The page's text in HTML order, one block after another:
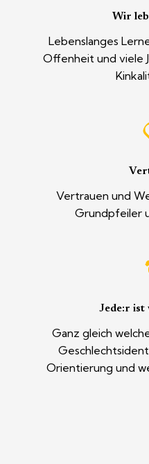
Wir
Lebenslanges
Offenheit und viele
Vertrauen und
Grundpfeiler
Jede:r
Ganz gleich
Orientierung und